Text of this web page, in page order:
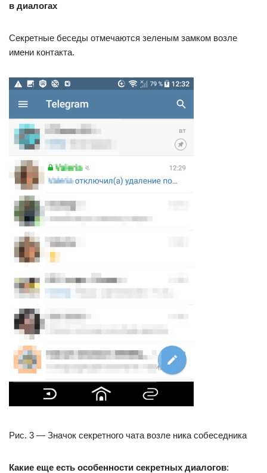
в диалогах
Секретные беседы отмечаются зеленым замком возле
имени контакта.
Рис. 3 — Значок секретного чата возле ника собеседника
Какие еще есть особенности секретных диалогов: